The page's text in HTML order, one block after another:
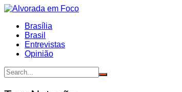
Ir
conteúdo
Brasília
Brasil
Entrevistas
Opinião